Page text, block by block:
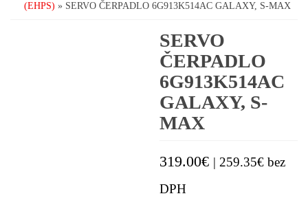
(EHPS) » SERVO ČERPADLO 6G913K514AC GALAXY, S-MAX
SERVO
ČERPADLO
6G913K514AC
GALAXY, S-
MAX
319.00€ | 259.35€ bez
DPH